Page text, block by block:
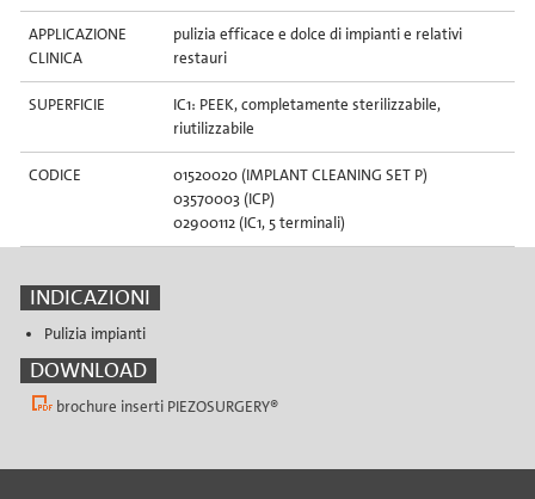
APPLICAZIONE
CLINICA
pulizia efficace e dolce di impianti e relativi
restauri
SUPERFICIE
IC1: PEEK, completamente sterilizzabile,
riutilizzabile
CODICE
01520020 (IMPLANT CLEANING SET P)
03570003 (ICP)
02900112 (IC1, 5 terminali)
INDICAZIONI
Pulizia impianti
DOWNLOAD
brochure inserti PIEZOSURGERY®